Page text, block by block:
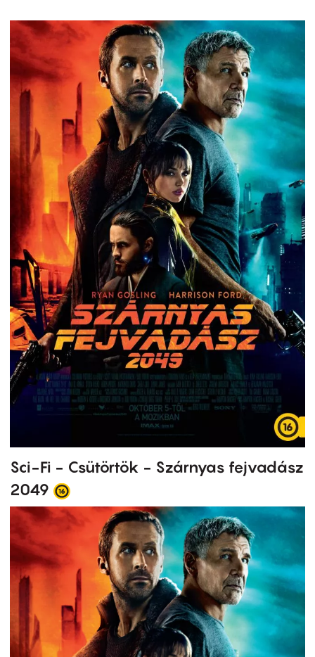
Sci-Fi - Csütörtök - Szárnyas fejvadász
2049